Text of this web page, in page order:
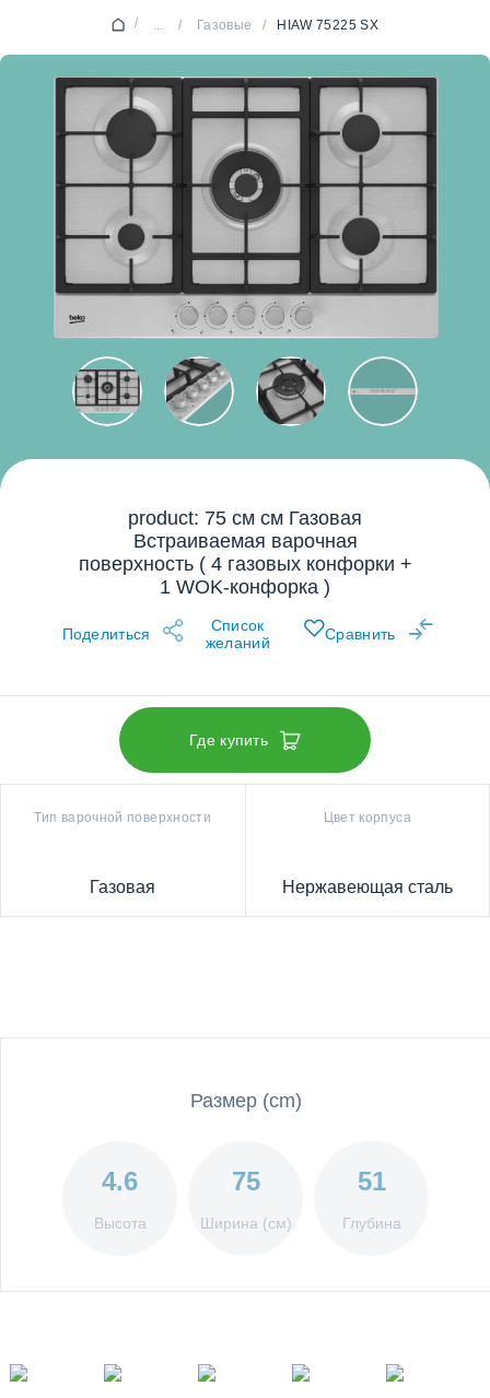
/ ... / Газовые / HIAW 75225 SX
product: 75 см см Газовая
Встраиваемая варочная
поверхность ( 4 газовых конфорки +
1 WOK-конфорка )
Поделиться
Список
желаний
Сравнить
Где купить
Тип варочной поверхности
Газовая
Цвет корпуса
Нержавеющая сталь
Размер (cm)
4.6
Высота
75
Ширина (см)
51
Глубина